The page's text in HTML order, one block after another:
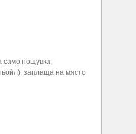
само нощувка;
заплаща на място